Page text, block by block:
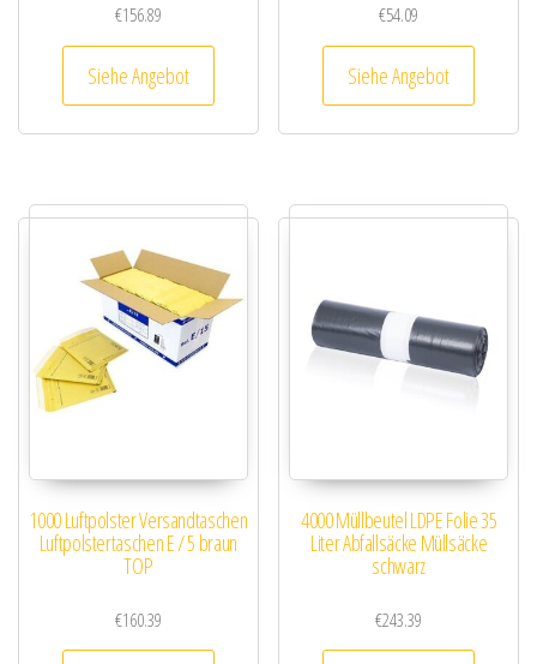
€156.89
Siehe Angebot
€54.09
Siehe Angebot
1000 Luftpolster Versandtaschen
Luftpolstertaschen E / 5 braun
TOP
€160.39
4000 Müllbeutel LDPE Folie 35
Liter Abfallsäcke Müllsäcke
schwarz
€243.39